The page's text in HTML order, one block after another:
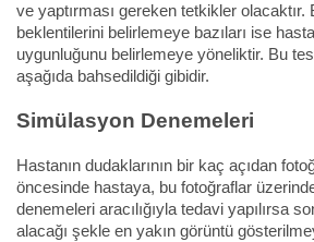
ve yaptırması gereken tetkikler olacaktır.
beklentilerini belirlemeye bazıları ise
uygunluğunu belirlemeye yöneliktir. Bu
aşağıda bahsedildiği gibidir.
Simülasyon Denemeleri
Hastanın dudaklarının bir kaç açıdan
öncesinde hastaya, bu fotoğraflar
denemeleri aracılığıyla tedavi yapılırsa
alacağı şekle en yakın görüntü